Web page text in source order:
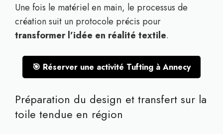
Une fois le matériel en main, le processus de
création suit un protocole précis pour
transformer l’idée en réalité textile.
🎯 Réserver une activité Tufting à Annecy
Préparation du design et transfert sur la
toile tendue en région